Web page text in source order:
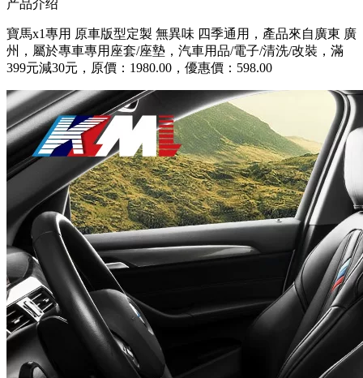
产品介绍
寶馬x1專用 原車版型定製 無異味 四季通用，產品來自廣東 廣
州，屬於專車專用座套/座墊，汽車用品/電子/清洗/改裝，滿
399元減30元，原價：1980.00，優惠價：598.00